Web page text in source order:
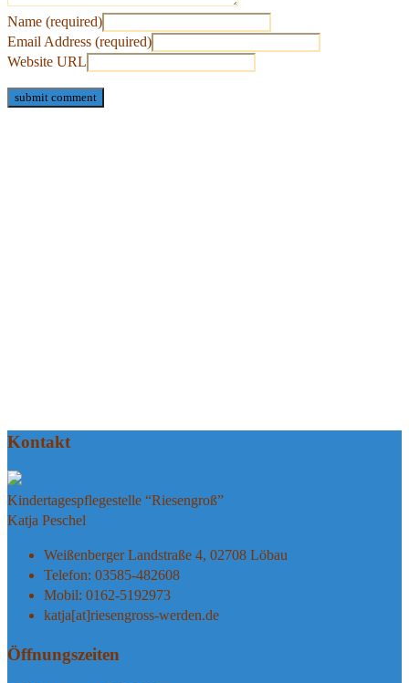
Name (required)
Email Address (required)
Website URL
Kontakt
Kindertagespflegestelle “Riesengroß”
Katja Peschel
Weißenberger Landstraße 4, 02708 Löbau
Telefon: 03585-482608
Mobil: 0162-5192973
katja[at]riesengross-werden.de
Öffnungszeiten